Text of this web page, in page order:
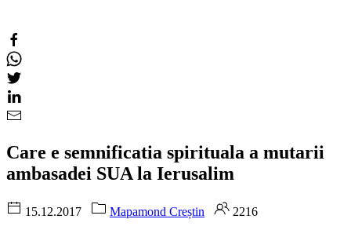
Care e semnificatia spirituala a mutarii
ambasadei SUA la Ierusalim
15.12.2017 Mapamond Creștin
2216